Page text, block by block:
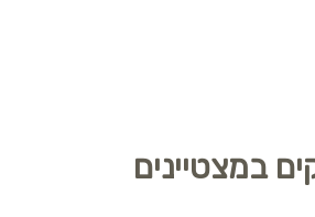
במצטיינים